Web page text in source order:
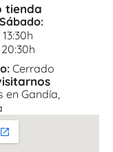
tienda
Cerrado
en Gandía,